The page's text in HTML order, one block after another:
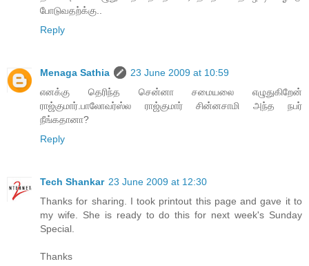
போடுவதற்க்கு..
Reply
Menaga Sathia
23 June 2009 at 10:59
எனக்கு தெரிந்த சென்னா சமையலை எழுதுகிறேன்
ராஜ்குமார்.பாலோவர்ஸ்ல ராஜ்குமார் சின்னசாமி அந்த நபர்
நீங்கதானா?
Reply
Tech Shankar 23 June 2009 at 12:30
Thanks for sharing. I took printout this page and gave it to
my wife. She is ready to do this for next week's Sunday
Special.
Thanks